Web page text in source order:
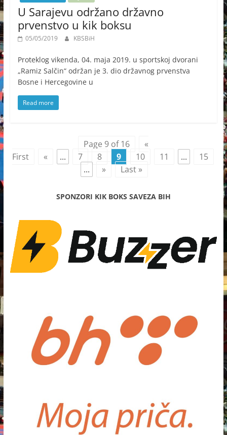
U Sarajevu održano državno
prvenstvo u kik boksu
05/05/2019 KBSBiH
Proteklog vikenda, 04. maja 2019. u sportskoj dvorani
„Ramiz Salčin“ održan je 3. dio državnog prvenstva
Bosne i Hercegovine u
Read more
Page 9 of 16
«
First
« ... 7 8 9 10 11 ...
15
...
» Last »
SPONZORI KIK BOKS SAVEZA BIH